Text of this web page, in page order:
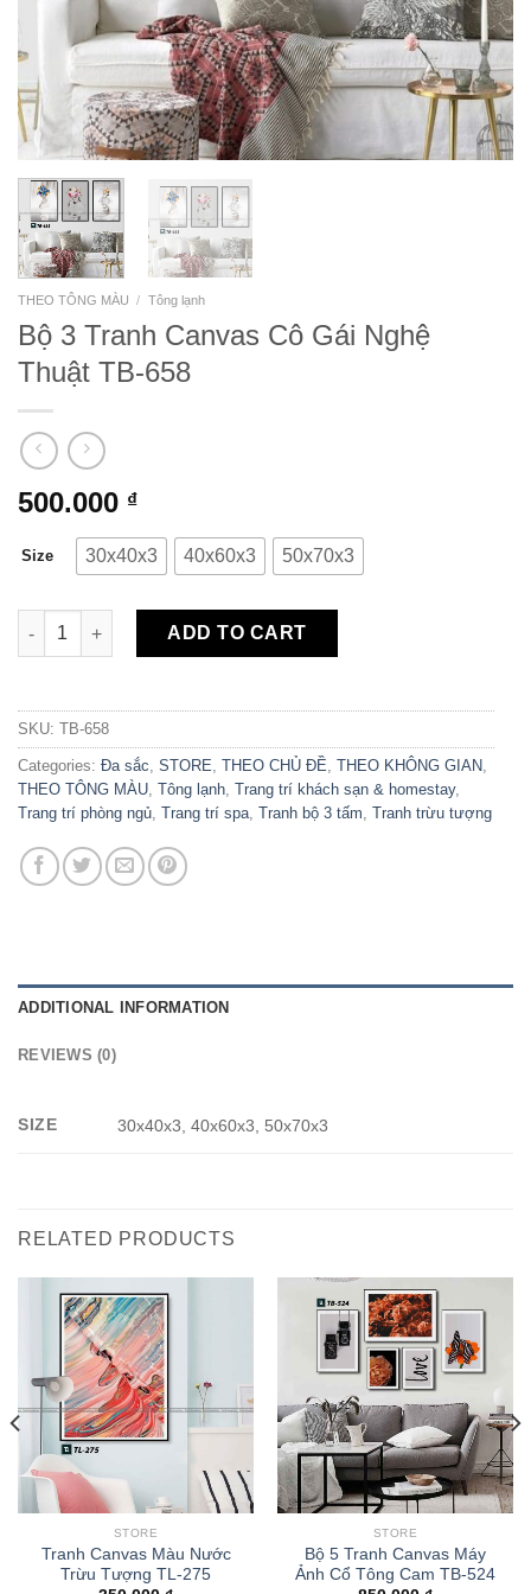
THEO TÔNG MÀU / Tông lạnh
Bộ 3 Tranh Canvas Cô Gái Nghệ
Thuật TB-658
500.000 ₫
Size 30x40x3 40x60x3 50x70x3
Bộ 3 Tranh Canvas Cô Gái Nghệ Thuật TB-658 quantity
ADD TO CART
SKU: TB-658
Categories: Đa sắc, STORE, THEO CHỦ ĐỀ, THEO KHÔNG GIAN,
THEO TÔNG MÀU, Tông lạnh, Trang trí khách sạn & homestay,
Trang trí phòng ngủ, Trang trí spa, Tranh bộ 3 tấm, Tranh trừu tượng
ADDITIONAL INFORMATION
REVIEWS (0)
SIZE 30x40x3, 40x60x3, 50x70x3
RELATED PRODUCTS
STORE
Tranh Canvas Màu Nước
Trừu Tượng TL-275
STORE
Bộ 5 Tranh Canvas Máy
Ảnh Cổ Tông Cam TB-524